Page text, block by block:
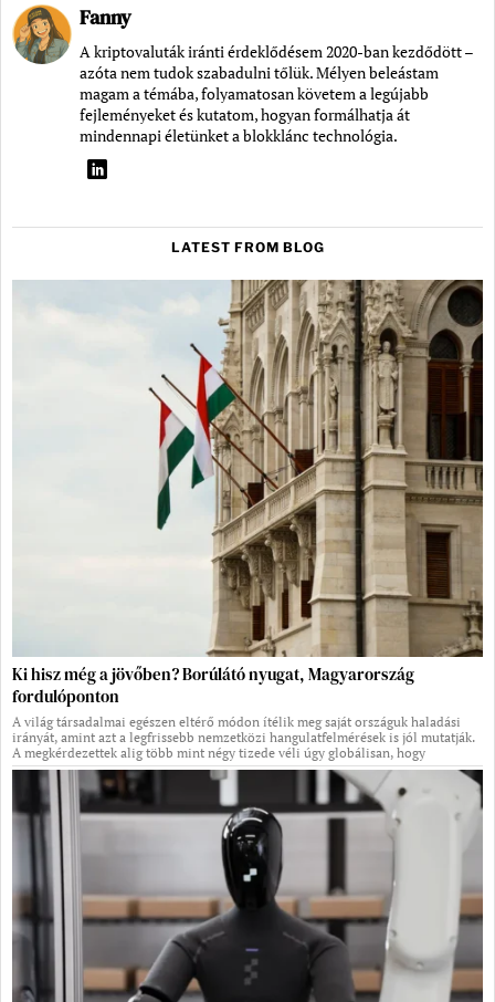
Fanny
A kriptovaluták iránti érdeklődésem 2020-ban kezdődött –
azóta nem tudok szabadulni tőlük. Mélyen beleástam
magam a témába, folyamatosan követem a legújabb
fejleményeket és kutatom, hogyan formálhatja át
mindennapi életünket a blokklánc technológia.
LATEST FROM BLOG
Ki hisz még a jövőben? Borúlátó nyugat, Magyarország
fordulóponton
A világ társadalmai egészen eltérő módon ítélik meg saját országuk haladási
irányát, amint azt a legfrissebb nemzetközi hangulatfelmérések is jól mutatják.
A megkérdezettek alig több mint négy tizede véli úgy globálisan, hogy